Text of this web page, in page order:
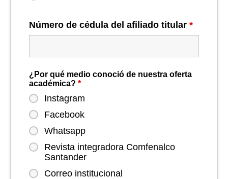
Número de cédula del afiliado titular*
¿Por qué medio conoció de nuestra oferta
académica?*
Instagram
Facebook
Whatsapp
Revista integradora Comfenalco
Santander
Correo institucional